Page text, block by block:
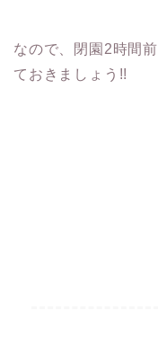
なので、閉園2時間
ておきましょう!!